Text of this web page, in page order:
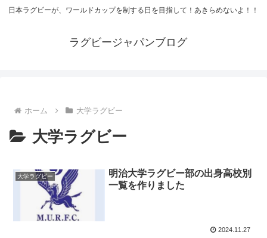
日本ラグビーが、ワールドカップを制する日を目指して！あきらめないよ！！
ラグビージャパンブログ
ホーム 大学ラグビー
大学ラグビー
大学ラグビー
明治大学ラグビー部の出身高校別
一覧を作りました
2024.11.27